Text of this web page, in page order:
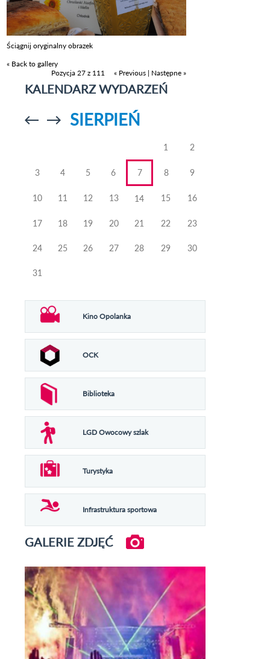
Ściągnij oryginalny obrazek
« Back to gallery
Pozycja 27 z 111
« Previous | Następne »
KALENDARZ WYDARZEŃ
Przejdź doPrzejdź do
SIERPIEŃ
1 2
3 4 5 6 7 8 9
10 11 12 13 14 15 16
17 18 19 20 21 22 23
24 25 26 27 28 29 30
31
Kino Opolanka
OCK
Biblioteka
LGD Owocowy szlak
Turystyka
Infrastruktura sportowa
GALERIE ZDJĘĆ